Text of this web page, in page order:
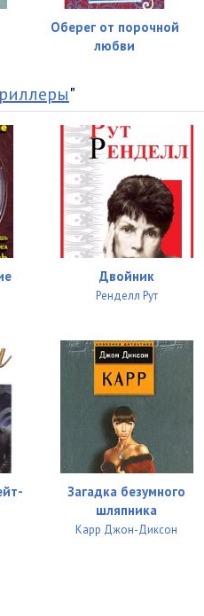
Оберег от порочной
любви
"
Двойник
Ренделл Рут
Загадка безумного
шляпника
Карр Джон-Диксон